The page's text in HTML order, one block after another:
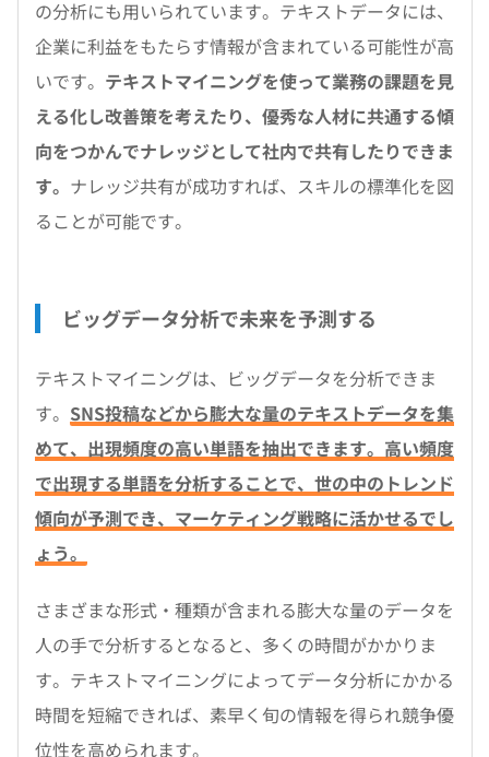
の分析にも用いられています。テキストデータには、
企業に利益をもたらす情報が含まれている可能性が高
いです。 テキストマイニングを使って業務の課題を見
える化し改善策を考えたり、優秀な人材に共通する傾
向をつかんでナレッジとして社内で共有したりできま
す。 ナレッジ共有が成功すれば、スキルの標準化を図
ることが可能です。
ビッグデータ分析で未来を予測する
テキストマイニングは、ビッグデータを分析できま
す。 SNS投稿などから膨大な量のテキストデータを集
めて、出現頻度の高い単語を抽出できます。高い頻度
で出現する単語を分析することで、世の中のトレンド
傾向が予測でき、マーケティング戦略に活かせるでし
ょう。
さまざまな形式・種類が含まれる膨大な量のデータを
人の手で分析するとなると、多くの時間がかかりま
す。テキストマイニングによってデータ分析にかかる
時間を短縮できれば、素早く旬の情報を得られ競争優
位性を高められます。